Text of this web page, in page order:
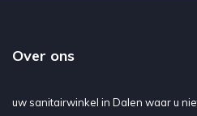
Over ons
uw sanitairwinkel in Dalen waar u